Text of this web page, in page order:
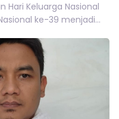
Hari Keluarga Nasional
ke-39 menjadi...